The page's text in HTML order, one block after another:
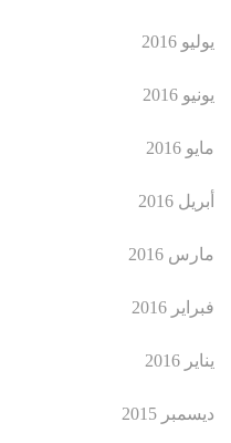
يوليو 2016
يونيو 2016
مايو 2016
أبريل 2016
مارس 2016
فبراير 2016
يناير 2016
ديسمبر 2015